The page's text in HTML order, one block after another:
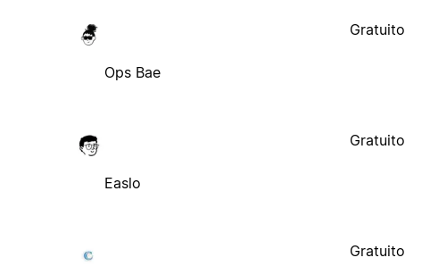
Ops Bae
Gratuito
Easlo
Gratuito
Gratuito